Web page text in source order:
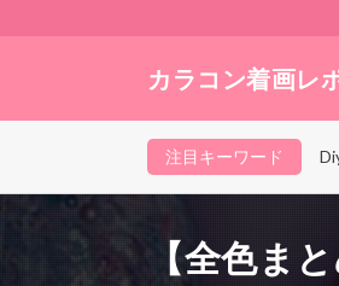
カラコン着画レ
注目キーワード
【全色ま